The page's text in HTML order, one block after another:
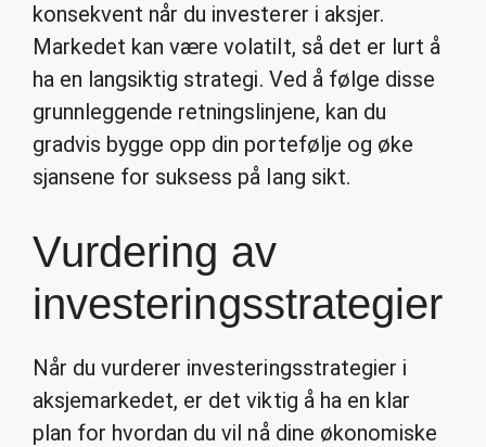
konsekvent når du investerer i aksjer.
Markedet kan være volatilt, så det er lurt å
ha en langsiktig strategi. Ved å følge disse
grunnleggende retningslinjene, kan du
gradvis bygge opp din portefølje og øke
sjansene for suksess på lang sikt.
Vurdering av
investeringsstrategier
Når du vurderer investeringsstrategier i
aksjemarkedet, er det viktig å ha en klar
plan for hvordan du vil nå dine økonomiske